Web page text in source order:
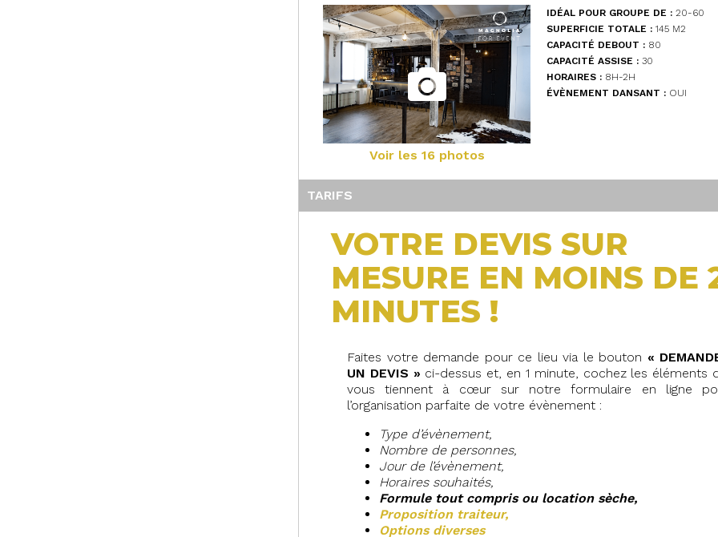
Voir les 16 photos
IDÉAL POUR GROUPE DE : 20-60
SUPERFICIE TOTALE : 145 M2
CAPACITÉ DEBOUT : 80
CAPACITÉ ASSISE : 30
HORAIRES : 8H-2H
ÉVÈNEMENT DANSANT : OUI
TARIFS
VOTRE DEVIS SUR
MESURE EN MOINS DE
MINUTES !
Faites votre demande pour ce lieu via le bouton «
UN DEVIS » ci-dessus et, en 1 minute, cochez les éléments
vous tiennent à cœur sur notre formulaire en ligne
l’organisation parfaite de votre évènement :
Type d’évènement,
Nombre de personnes,
Jour de l’évènement,
Horaires souhaités,
Formule tout compris ou location sèche,
Proposition traiteur,
Options diverses